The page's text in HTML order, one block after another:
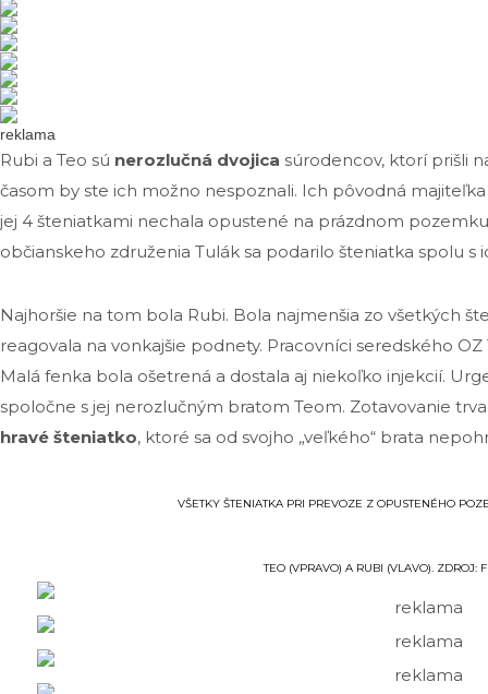
reklama
Rubi a Teo sú nerozlučná dvojica súrodencov, ktorí prišli
časom by ste ich možno nespoznali. Ich pôvodná
jej 4 šteniatkami nechala opustené na prázdnom
občianskeho združenia Tulák sa podarilo šteniatka spolu
Najhoršie na tom bola Rubi. Bola najmenšia zo všetkých
reagovala na vonkajšie podnety. Pracovníci seredského
Malá fenka bola ošetrená a dostala aj niekoľko injekcií.
spoločne s jej nerozlučným bratom Teom. Zotavovanie
hravé šteniatko, ktoré sa od svojho „veľkého“ brata
VŠETKY ŠTENIATKA PRI PREVOZE Z OPUSTENÉHO
TEO (VPRAVO) A RUBI (VLAVO). ZDROJ:
reklama
reklama
reklama